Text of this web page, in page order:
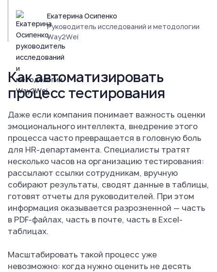
Екатерина Осипенко
Руководитель исследований и методологии
Way2Wei
Как автоматизировать
процесс тестирования
Даже если компания понимает важность оценки
эмоционального интеллекта, внедрение этого
процесса часто превращается в головную боль
для HR-департамента. Специалисты тратят
несколько часов на организацию тестирования:
рассылают ссылки сотрудникам, вручную
собирают результаты, сводят данные в таблицы,
готовят отчеты для руководителей. При этом
информация оказывается разрозненной — часть
в PDF-файлах, часть в почте, часть в Excel-
таблицах.
Масштабировать такой процесс уже
невозможно: когда нужно оценить не десять